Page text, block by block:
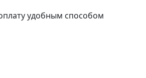
удобным способом